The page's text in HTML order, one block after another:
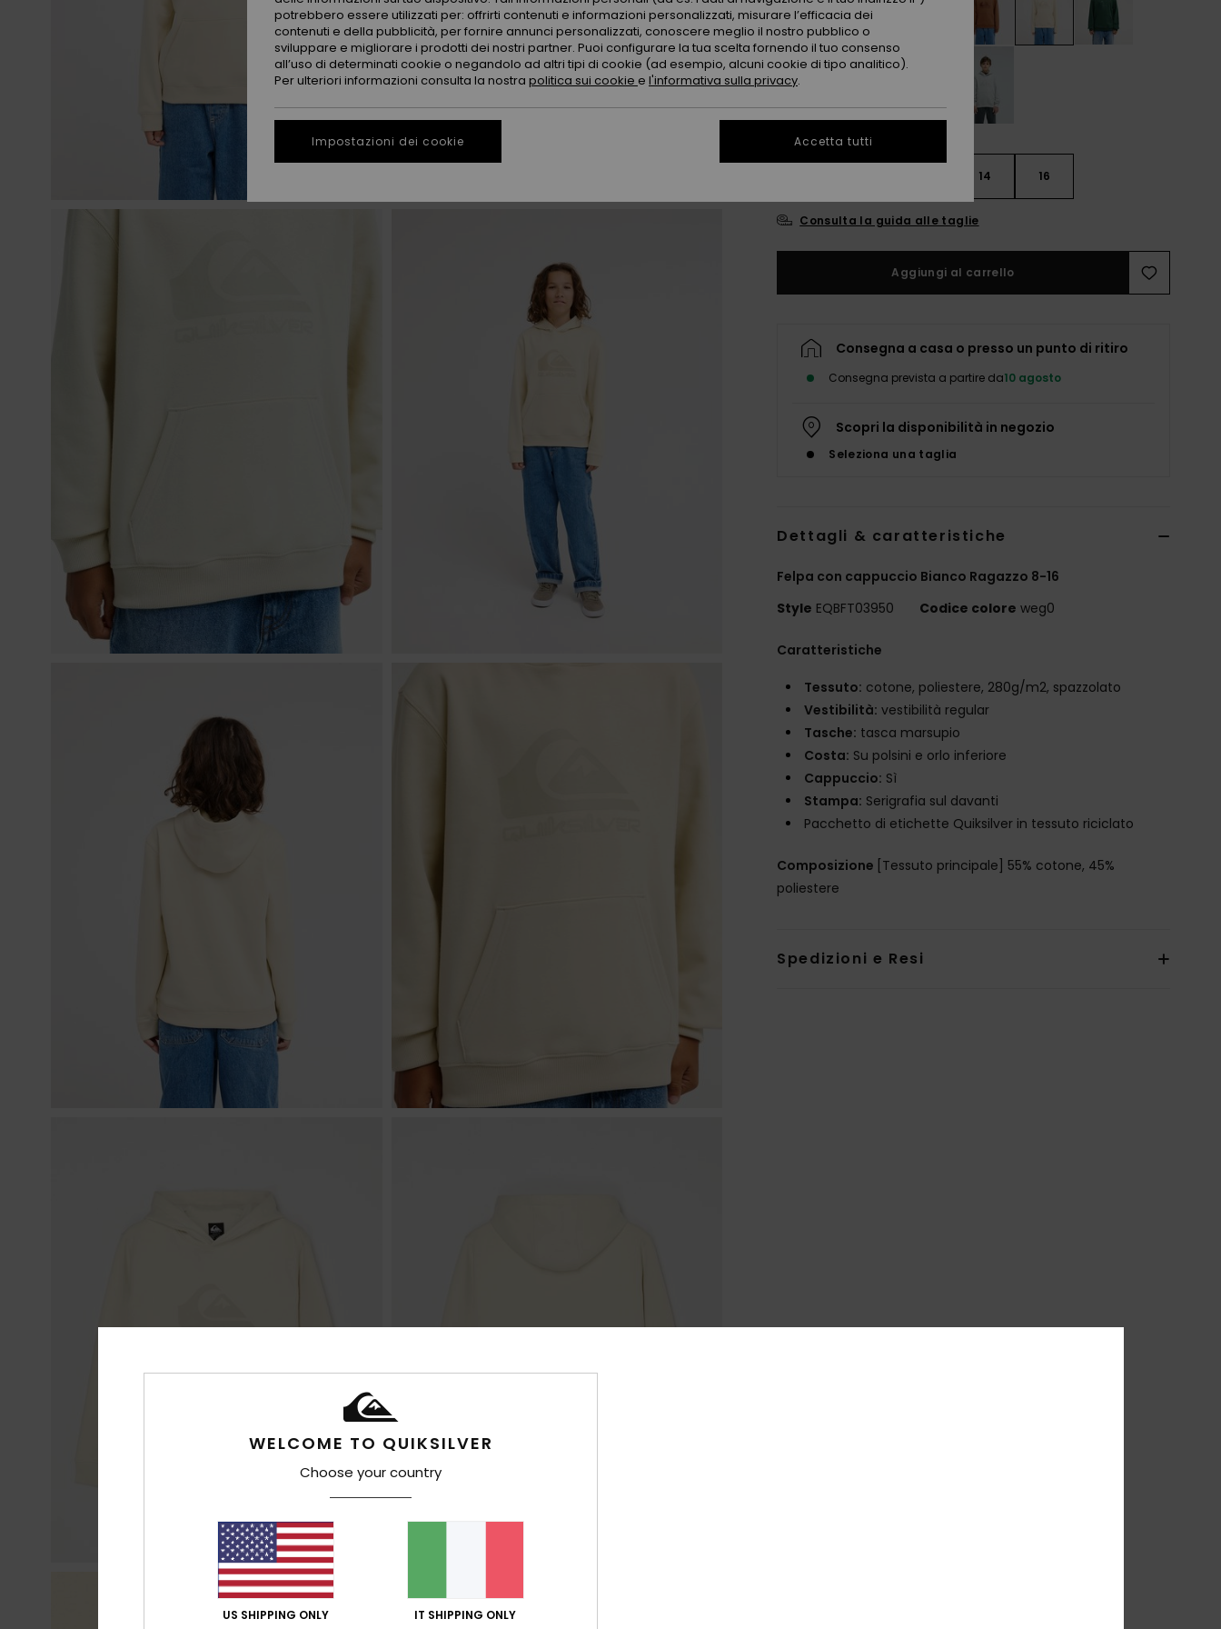
14 16
Consulta la guida alle taglie
Aggiungi al carrello
Consegna a casa o presso un punto di ritiro
Consegna prevista a partire da10 agosto
Scopri la disponibilità in negozio
Seleziona una taglia
Dettagli & caratteristiche
Felpa con cappuccio Bianco Ragazzo 8-16
Style EQBFT03950 Codice colore weg0
Caratteristiche
Tessuto: cotone, poliestere, 280g/m2, spazzolato
Vestibilità: vestibilità regular
Tasche: tasca marsupio
Costa: Su polsini e orlo inferiore
Cappuccio: Sì
Stampa: Serigrafia sul davanti
Pacchetto di etichette Quiksilver in tessuto riciclato
Composizione [Tessuto principale] 55% cotone, 45%
poliestere
Spedizioni e Resi
WELCOME TO QUIKSILVER
Choose your country
US SHIPPING ONLY IT SHIPPING ONLY
potrebbero essere utilizzati per: offrirti contenuti e informazioni personalizzati, misurare l’efficacia dei
contenuti e della pubblicità, per fornire annunci personalizzati, conoscere meglio il nostro pubblico o
sviluppare e migliorare i prodotti dei nostri partner. Puoi configurare la tua scelta fornendo il tuo consenso
all’uso di determinati cookie o negandolo ad altri tipi di cookie (ad esempio, alcuni cookie di tipo analitico).
Per ulteriori informazioni consulta la nostra politica sui cookie e l'informativa sulla privacy.
Impostazioni dei cookie Accetta tutti